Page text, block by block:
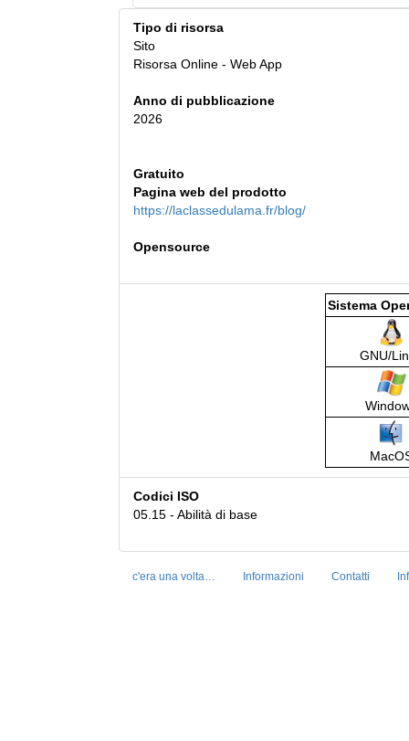
Tipo di risorsa
Sito
Risorsa Online - Web App
Anno di pubblicazione
2026
Gratuito
Pagina web del prodotto
https://laclassedulama.fr/blog/
Opensource
Sistema
GNU/
Codici ISO
05.15 - Abilità di base
c'era una volta… Informazioni Contatti